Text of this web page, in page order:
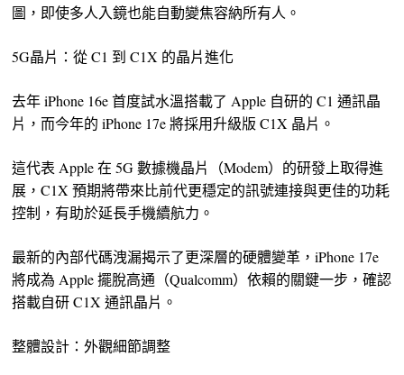
圖，即使多人入鏡也能自動變焦容納所有人。
5G晶片：從 C1 到 C1X 的晶片進化
去年 iPhone 16e 首度試水溫搭載了 Apple 自研的 C1 通訊晶
片，而今年的 iPhone 17e 將採用升級版 C1X 晶片。
這代表 Apple 在 5G 數據機晶片（Modem）的研發上取得進
展，C1X 預期將帶來比前代更穩定的訊號連接與更佳的功耗
控制，有助於延長手機續航力。
最新的內部代碼洩漏揭示了更深層的硬體變革，iPhone 17e
將成為 Apple 擺脫高通（Qualcomm）依賴的關鍵一步，確認
搭載自研 C1X 通訊晶片。
整體設計：外觀細節調整